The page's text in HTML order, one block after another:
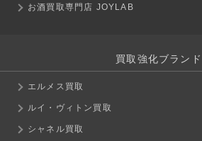
お酒買取専門店 JOYLAB
買取強化ブランド
エルメス買取
ルイ・ヴィトン買取
シャネル買取